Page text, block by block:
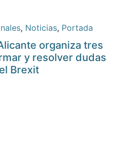
, Noticias, Portada
organiza tres
y resolver dudas
Brexit